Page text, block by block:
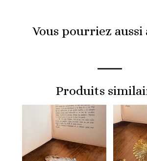
Vous pourriez
Produits